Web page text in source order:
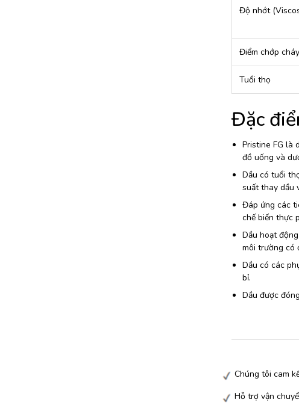
Độ nhớt
Điểm chớp
Tuổi thọ
Đặc
Pristine FG là
đồ uống và
Dầu có tuổi
suất thay dầu
Đáp ứng các
chế biến thực
Dầu hoạt
môi trường có
Dầu có các
bỉ.
Dầu được
Chúng tôi cam
Hỗ trợ vận